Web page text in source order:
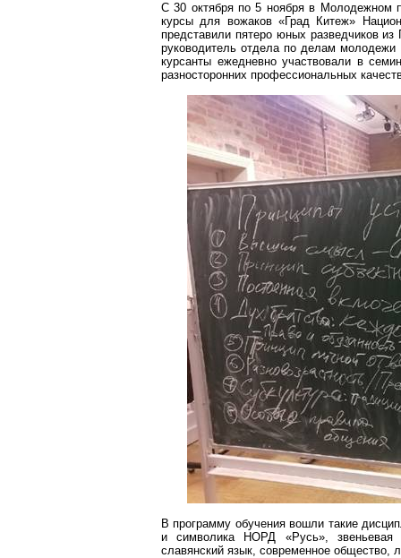
C 30 октября по 5 ноября в Молодежном
курсы для вожаков «Град Китеж»
представили пятеро юных разведчиков
руководитель отдела по делам
курсанты ежедневно участвовали в
разносторонних профессиональных
В программу обучения вошли такие
и символика НОРД «Русь», звеньевая
славянский язык, современное общество,